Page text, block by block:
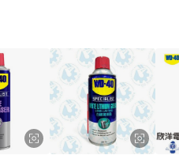
時內結帳，才享有 LINE
符合贈點資格。 (4) 如
、Google等其他網頁、或
App都將會造成追蹤中斷而
顯示之商品規格、顏色、價
，以銷售網頁標示為準。
天回饋規定，逾期訂單將